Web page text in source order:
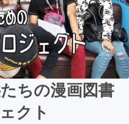
ちの漫画図書
クト